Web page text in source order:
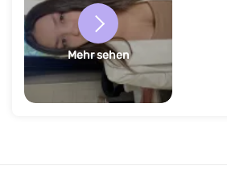
Mehr sehen